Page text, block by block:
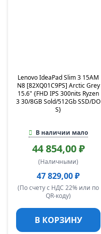
Lenovo IdeaPad Slim 3 15AM
N8 [82XQ01C9PS] Arctic Grey
15.6" {FHD IPS 300nits Ryzen
3 30/8GB Sold/512Gb SSD/DO
S}
В наличии мало
44 854,00 ₽
(Наличными)
47 829,00 ₽
(По счету с НДС 22% или по
QR-коду)
В КОРЗИНУ